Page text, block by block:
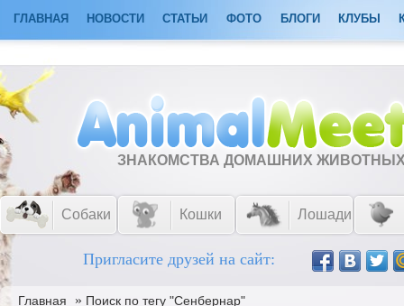
ГЛАВНАЯ НОВОСТИ СТАТЬИ ФОТО БЛОГИ КЛУБЫ
ЗНАКОМСТВА ДОМАШНИХ
Собаки Кошки Лошади
Пригласите друзей на сайт:
Главная » Поиск по тегу "Сенбернар"